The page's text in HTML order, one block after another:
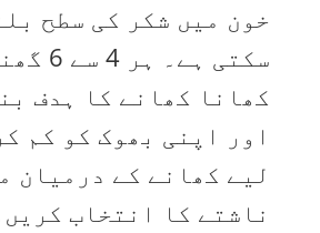
خون میں شکر کی سطح
سکتی
کھانا کھانے کا ہدف
اور اپنی بھوک کو کم
لیے کھانے کے درمیان
ناشتے کا انتخاب